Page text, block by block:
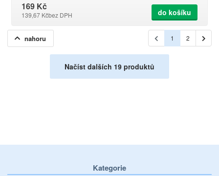
169 Kč
139,67 Kčbez DPH do košíku
nahoru 1 2
Načíst dalších 19 produktů
Kategorie